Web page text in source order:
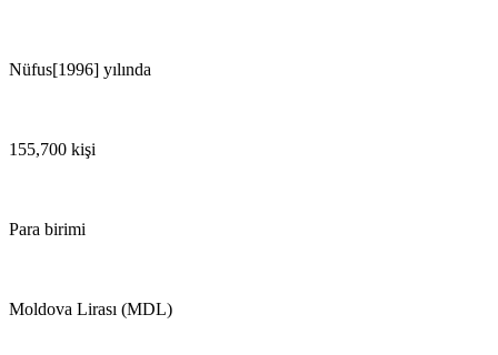
Nüfus[1996] yılında
155,700 kişi
Para birimi
Moldova Lirası (MDL)